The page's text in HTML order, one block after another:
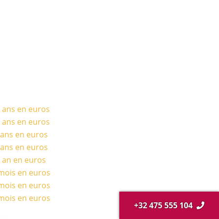
en euros
en euros
en euros
en euros
en euros
en euros
en euros
en euros
+32 475 555 104